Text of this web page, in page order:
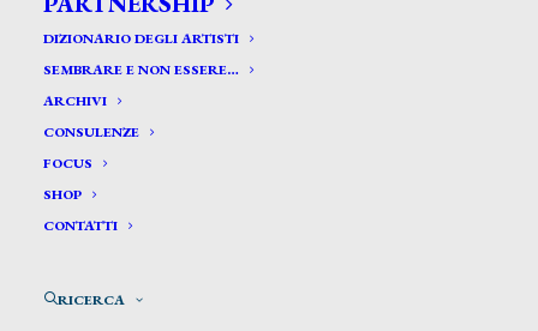
DIZIONARIO DEGLI ARTISTI
SEMBRARE E NON ESSERE…
ARCHIVI
CONSULENZE
FOCUS
SHOP
CONTATTI
RICERCA